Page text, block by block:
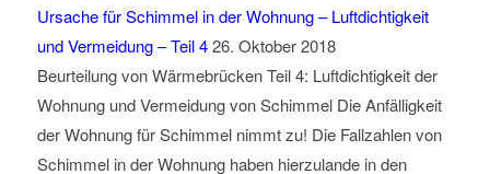
Ursache für Schimmel in der Wohnung – Luftdichtigkeit
und Vermeidung – Teil 4 26. Oktober 2018
Beurteilung von Wärmebrücken Teil 4: Luftdichtigkeit der
Wohnung und Vermeidung von Schimmel Die Anfälligkeit
der Wohnung für Schimmel nimmt zu! Die Fallzahlen von
Schimmel in der Wohnung haben hierzulande in den